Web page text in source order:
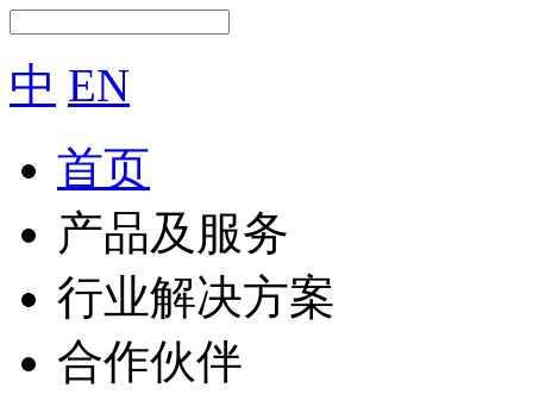
中 EN
首页
产品及服务
行业解决方案
合作伙伴